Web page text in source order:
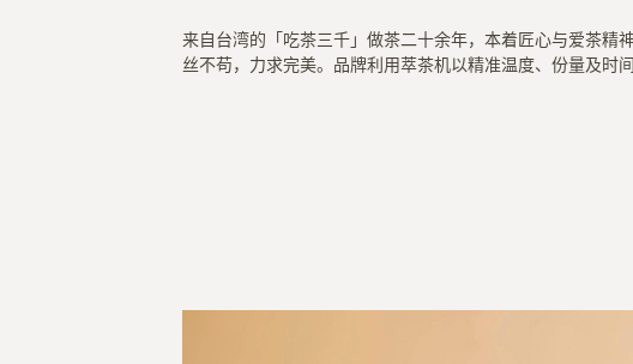
来自台湾的「吃茶三千」做茶二十余年，本着匠心与爱茶精
丝不苟，力求完美。品牌利用萃茶机以精准温度、份量及时